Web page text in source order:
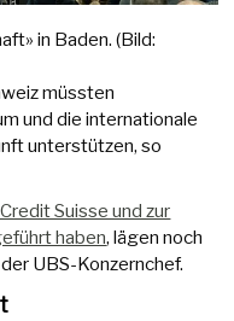
in Baden. (Bild:
müssten
und die internationale
unterstützen, so
Suisse und zur
haben, lägen noch
UBS-Konzernchef.